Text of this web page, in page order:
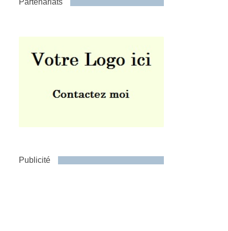
Partenariats
Publicité